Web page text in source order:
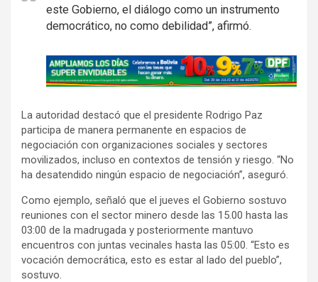
este Gobierno, el diálogo como un instrumento
democrático, no como debilidad”, afirmó.
A
d
e
r
t
i
s
e
m
e
n
La autoridad destacó que el presidente Rodrigo Paz
participa de manera permanente en espacios de
negociación con organizaciones sociales y sectores
movilizados, incluso en contextos de tensión y riesgo. “No
ha desatendido ningún espacio de negociación”, aseguró.
Como ejemplo, señaló que el jueves el Gobierno sostuvo
reuniones con el sector minero desde las 15.00 hasta las
03:00 de la madrugada y posteriormente mantuvo
encuentros con juntas vecinales hasta las 05:00. “Esto es
vocación democrática, esto es estar al lado del pueblo”,
sostuvo.